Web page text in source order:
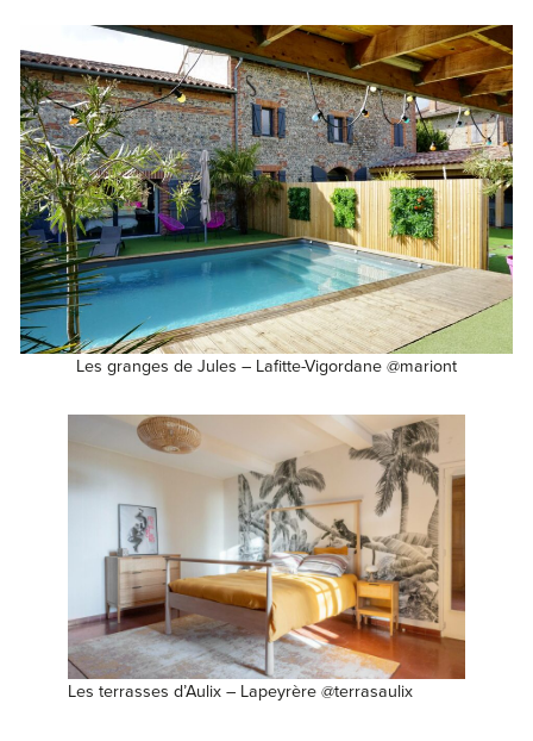
Les granges de Jules – Lafitte-Vigordane @mariont
Les terrasses d’Aulix – Lapeyrère @terrasaulix